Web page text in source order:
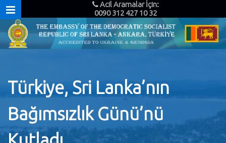
Acil Aramalar İçin:
0090 312 427 10 32
Türkiye, Sri Lanka’nın
Bağımsızlık Günü’nü